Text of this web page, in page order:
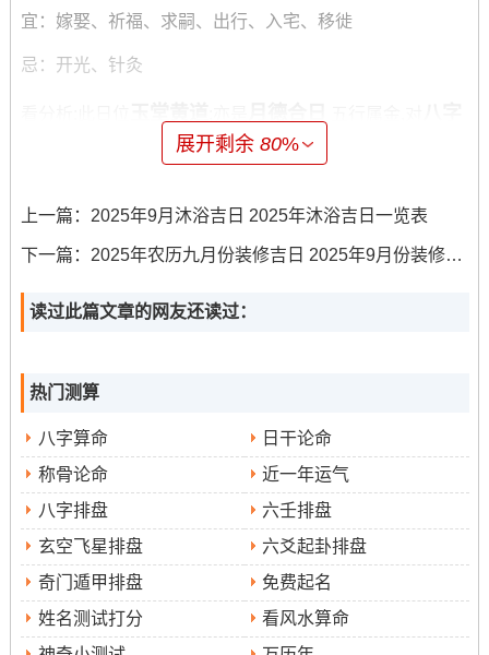
宜：嫁娶、祈福、求嗣、出行、入宅、移徙
忌：开光、针灸
家庭财运者尤位有利...
忌:开仓、出货
促进家庭和谐。帮助家人更快更好地适应新环境.
时辰建议:上午9-11时（巳时）
9月15日（星期一，农历七月廿四）
宜:开市、交易、立券、入宅、移徙
忌：作灶、行丧
展开剩余80%
上一篇： 2025年9月沐浴吉日 2025年沐浴吉日一览表
下一篇： 2025年农历九月份装修吉日 2025年9月份装修吉日
读过此篇文章的网友还读过：
热门测算
八字算命
日干论命
称骨论命
近一年运气
八字排盘
六壬排盘
玄空飞星排盘
六爻起卦排盘
奇门遁甲排盘
免费起名
姓名测试打分
看风水算命